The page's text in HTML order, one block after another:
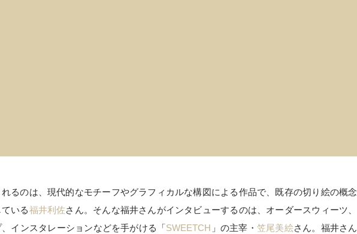
るのは、現代的なモチーフやグラフィカルな構図による作品で、既存の切り絵の概念
いる福井利佐さん。そんな福井さんがインタビューするのは、オーダースウィーツ、
インスタレーションなどを手がける「 SWEETCH 」の主宰・ 笠尾美絵さん。福井さん